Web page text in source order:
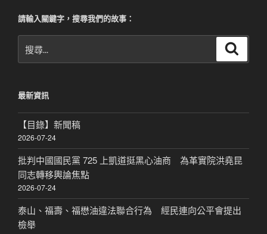
請輸入關鍵字，搜尋我們的故事：
尋
字:
最新資訊
【目錄】新聞稿
2026-07-24
批判中國國民黨 725 上凱道挺黑心油商 為革實院洪堯昆
同志轉移輿論焦點
2026-07-24
泰山、福壽、福懋油違法聯合行為 經民連向公平會提出
檢舉